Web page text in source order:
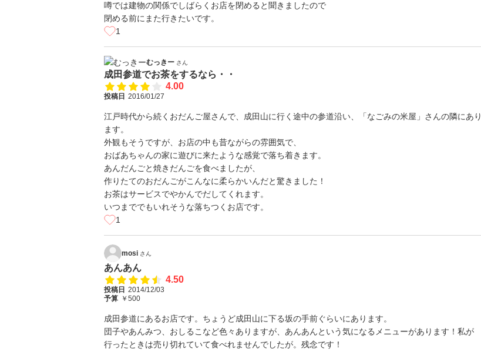
噂では建物の関係でしばらくお店を閉めると聞きましたので
閉める前にまた行きたいです。
1
むっきー さん
成田参道でお茶をするなら・・
4.00
投稿日 2016/01/27
江戸時代から続くおだんご屋さんで、成田山に行く途中の参道沿い、「なごみの米屋」さんの隣にあり
ます。
外観もそうですが、お店の中も昔ながらの雰囲気で、
おばあちゃんの家に遊びに来たような感覚で落ち着きます。
あんだんごと焼きだんごを食べましたが、
作りたてのおだんごがこんなに柔らかいんだと驚きました！
お茶はサービスでやかんでだしてくれます。
いつまででもいれそうな落ちつくお店です。
1
mosi さん
あんあん
4.50
投稿日 2014/12/03
予算 ￥500
成田参道にあるお店です。ちょうど成田山に下る坂の手前ぐらいにあります。
団子やあんみつ、おしるこなど色々ありますが、あんあんという気になるメニューがあります！私が
行ったときは売り切れていて食べれませんでしたが。残念です！